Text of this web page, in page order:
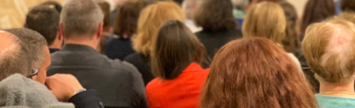
Nos objectifs
Notre action